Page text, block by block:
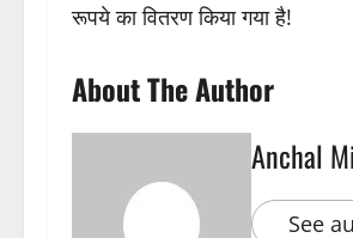
रूपये का वितरण किया गया है!
About The Author
Anchal
See